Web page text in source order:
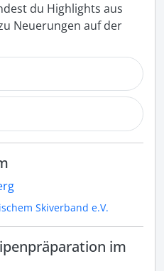
du Highlights aus
Neuerungen auf der
Skiverband e.V.
im